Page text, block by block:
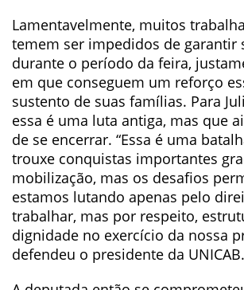
Lamentavelmente, muitos
temem ser impedidos de garantir
durante o período da feira,
em que conseguem um reforço
sustento de suas famílias. Para
essa é uma luta antiga, mas que
de se encerrar. “Essa é uma
trouxe conquistas importantes
mobilização, mas os desafios
estamos lutando apenas pelo
trabalhar, mas por respeito,
dignidade no exercício da nossa
defendeu o presidente da UNICAB.